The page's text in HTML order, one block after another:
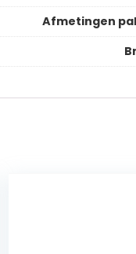
Afmetingen